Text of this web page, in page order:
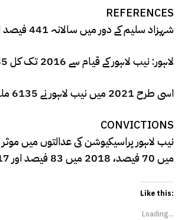
REFERENCES
شہزاد سلیم کے دور میں سالانہ 441 فیصد اضافہ کیساتھ 84532 ملین مالیت پر مشتمل ریفرنس احتساب عدالتوں میں دائر کئے گئے۔۔۔۔
لاہور: نیب لاہور کے قیام سے 2016 تک کل 53085 ملین مالیت کے ریفرنس احتساب عدالتوں میں دائر کئے گئے تھے۔۔۔
اسی طرح 2021 میں نیب لاہور نے 6135 ملین مالیت پر مشتمل ریفرنس احتساب عدالتوں میں دائر کئے۔۔۔
CONVICTIONS
میں 70 فیصد، 2018 میں 83 فیصد اور 2017 میں 72 فیصد رہا۔۔۔
Like this:
Loading...